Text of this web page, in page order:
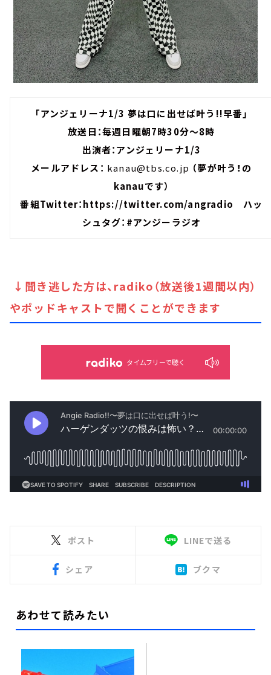
「アンジェリーナ1/3 夢は口に出せば叶う!!早番」
放送日：毎週日曜朝7時30分～8時
出演者：アンジェリーナ1/3
メールアドレス： kanau@tbs.co.jp （夢が叶う！の
kanauです）
番組Twitter：https://twitter.com/angradio ハッ
シュタグ：#アンジーラジオ
↓聞き逃した方は、radiko（放送後1週間以内）
やポッドキャストで聞くことができます
タイムフリーで聴く
ポスト LINEで送る
シェア ブクマ
あわせて読みたい